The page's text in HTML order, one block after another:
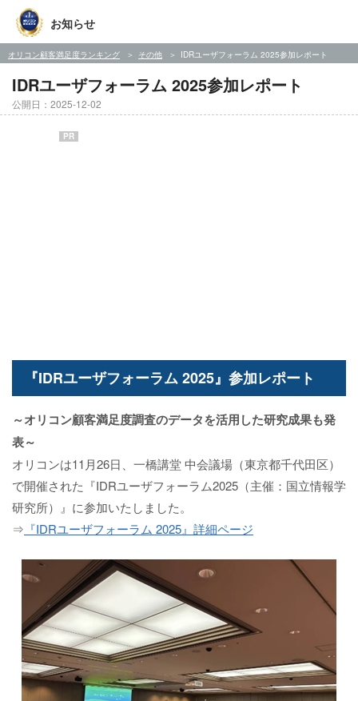
お知らせ
オリコン顧客満足度ランキング その他 IDRユーザフォーラム 2025参加レポート
IDRユーザフォーラム 2025参加レポート
公開日：2025-12-02
PR
『IDRユーザフォーラム 2025』参加レポート
～オリコン顧客満足度調査のデータを活用した研究成果も発
表～
オリコンは11月26日、一橋講堂 中会議場（東京都千代田区）
で開催された『IDRユーザフォーラム2025（主催：国立情報学
研究所）』に参加いたしました。
⇒ 『IDRユーザフォーラム 2025』詳細ページ